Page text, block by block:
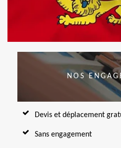
NOS
Devis et déplacement
Sans engagement